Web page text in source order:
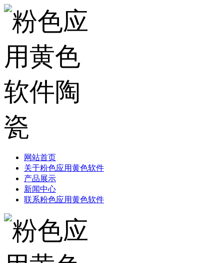
网站首页
关于粉色应用黄色软件
产品展示
新闻中心
联系粉色应用黄色软件